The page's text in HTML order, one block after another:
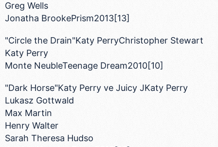
Greg Wells
Jonatha BrookePrism2013[13]
"Circle the Drain"Katy PerryChristopher Stewart
Katy Perry
Monte NeubleTeenage Dream2010[10]
"Dark Horse"Katy Perry ve Juicy JKaty Perry
Lukasz Gottwald
Max Martin
Henry Walter
Sarah Theresa Hudso